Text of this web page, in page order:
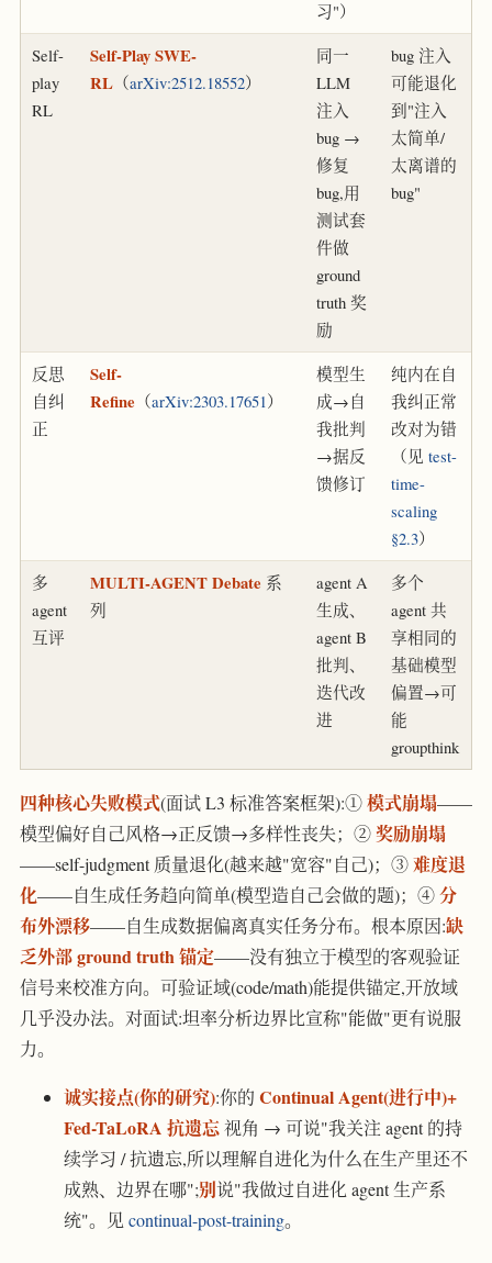
习"）
Self-
play
RL
Self-Play SWE-
RL（arXiv:2512.18552）
同一
LLM
注入
bug →
修复
bug,用
测试套
件做
ground
truth 奖
励
bug 注入
可能退化
到"注入
太简单/
太离谱的
bug"
反思
自纠
正
Self-
Refine （arXiv:2303.17651）
模型生
成→自
我批判
→据反
馈修订
纯内在自
我纠正常
改对为错
（见 test-
time-
scaling
§2.3）
多
agent
互评
MULTI-AGENT Debate 系
列
agent A
生成、
agent B
批判、
迭代改
进
多个
agent 共
享相同的
基础模型
偏置→可
能
groupthink
四种核心失败模式(面试 L3 标准答案框架):①模式崩塌——
模型偏好自己风格→正反馈→多样性丧失；②奖励崩塌
——self-judgment 质量退化(越来越"宽容"自己)；③难度退
化——自生成任务趋向简单(模型造自己会做的题)；④分
布外漂移——自生成数据偏离真实任务分布。根本原因:缺
乏外部 ground truth 锚定——没有独立于模型的客观验证
信号来校准方向。可验证域(code/math)能提供锚定,开放域
几乎没办法。对面试:坦率分析边界比宣称"能做"更有说服
力。
诚实接点(你的研究):你的 Continual Agent(进行中)+
Fed-TaLoRA 抗遗忘视角 → 可说"我关注 agent 的持
续学习 / 抗遗忘,所以理解自进化为什么在生产里还不
成熟、边界在哪";别说"我做过自进化 agent 生产系
统"。见 continual-post-training。